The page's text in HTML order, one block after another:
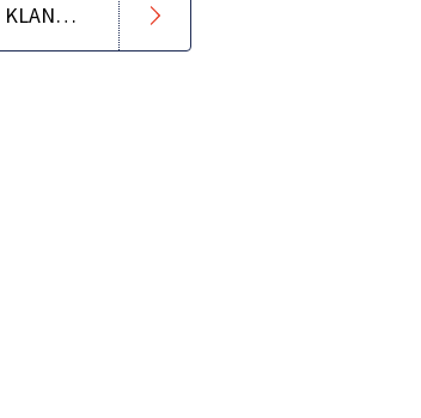
MEDEWERKERSTEVREDENHEID EN KLANTTEVREDENHEID DOOR CALLCENTER COACHING